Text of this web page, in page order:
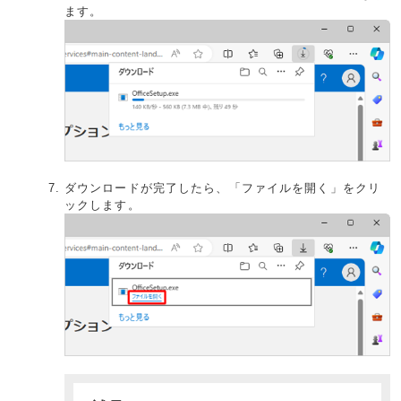
ます。
ダウンロードが完了したら、「ファイルを開く」をクリ
ックします。